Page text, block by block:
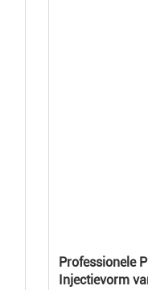
Professionele
Injectievorm